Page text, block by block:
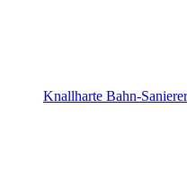
Knallharte Bahn-